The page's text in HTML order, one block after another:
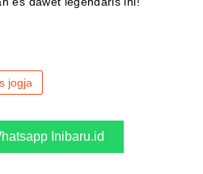
jogja
Inibaru.id